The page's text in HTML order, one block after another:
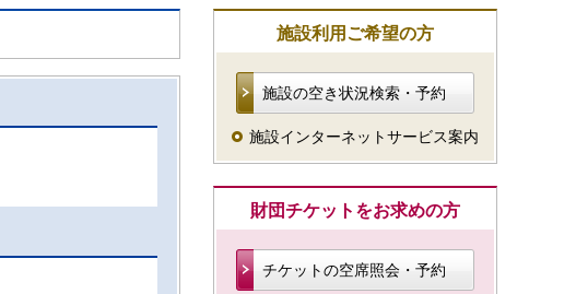
施設利用ご希望の方
施設の空き状況検索・予約
施設インターネットサービス案内
財団チケットをお求めの方
チケットの空席照会・予約